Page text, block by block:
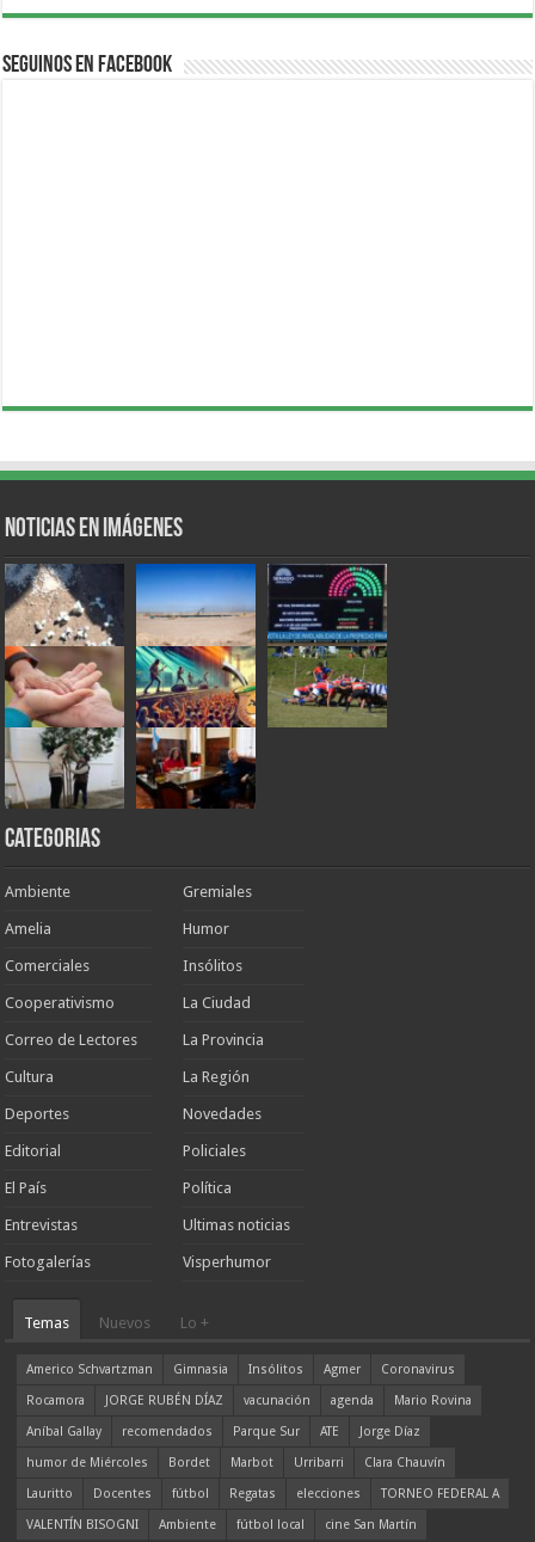
Seguinos en Facebook
Noticias en Imágenes
Categorias
Ambiente
Amelia
Comerciales
Cooperativismo
Correo de Lectores
Cultura
Deportes
Editorial
El País
Entrevistas
Fotogalerías
Gremiales
Humor
Insólitos
La Ciudad
La Provincia
La Región
Novedades
Policiales
Política
Ultimas noticias
Visperhumor
Temas Nuevos Lo +
Americo Schvartzman Gimnasia Insólitos Agmer
Coronavirus
Rocamora
JORGE RUBÉN DÍAZ vacunación agenda
Mario Rovina
Aníbal Gallay
recomendados Parque Sur ATE
Jorge Díaz
humor de Miércoles
Bordet Marbot Urribarri
Clara Chauvín
Lauritto
Docentes fútbol Regatas elecciones
TORNEO FEDERAL A
VALENTÍN BISOGNI
Ambiente fútbol local cine San Martín